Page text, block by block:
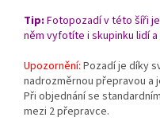
Tip: Fotopozadí v této šíři
něm vyfotíte i skupinku lidí
Upozornění: Pozadí je díky
nadrozměrnou přepravou a
Při objednání se
mezi 2 přepravce.